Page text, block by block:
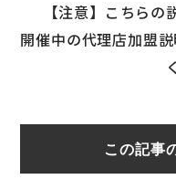
【注意】こちらの
開催中の代理店加盟
この記事